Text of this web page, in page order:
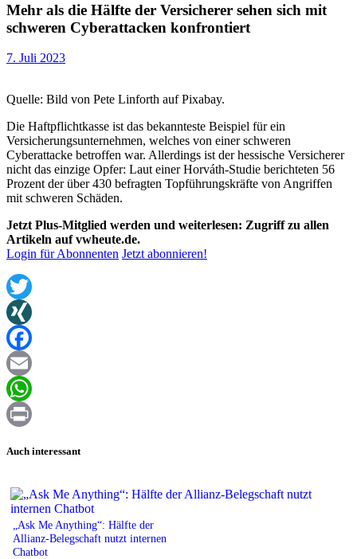
Mehr als die Hälfte der Versicherer sehen sich mit
schweren Cyberattacken konfrontiert
7. Juli 2023
Quelle: Bild von Pete Linforth auf Pixabay.
Die Haftpflichtkasse ist das bekannteste Beispiel für ein
Versicherungsunternehmen, welches von einer schweren
Cyberattacke betroffen war. Allerdings ist der hessische Versicherer
nicht das einzige Opfer: Laut einer Horváth-Studie berichteten 56
Prozent der über 430 befragten Topführungskräfte von Angriffen
mit schweren Schäden.
Jetzt Plus-Mitglied werden und weiterlesen: Zugriff zu allen
Artikeln auf vwheute.de.
Login für Abonnenten Jetzt abonnieren!
Twitter
XING
Facebook
Email
WhatsApp
Auch interessant
„Ask Me Anything“: Hälfte der
Allianz-Belegschaft nutzt internen
Chatbot